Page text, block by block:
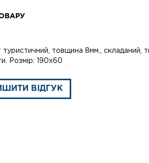
товщина 8мм., складаний,
Розмір: 190х60
ВІДГУК